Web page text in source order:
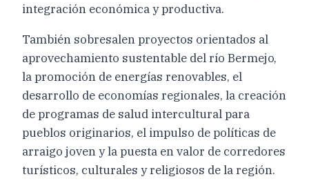
integración económica y productiva.
También sobresalen proyectos orientados al
aprovechamiento sustentable del río Bermejo,
la promoción de energías renovables, el
desarrollo de economías regionales, la creación
de programas de salud intercultural para
pueblos originarios, el impulso de políticas de
arraigo joven y la puesta en valor de corredores
turísticos, culturales y religiosos de la región.